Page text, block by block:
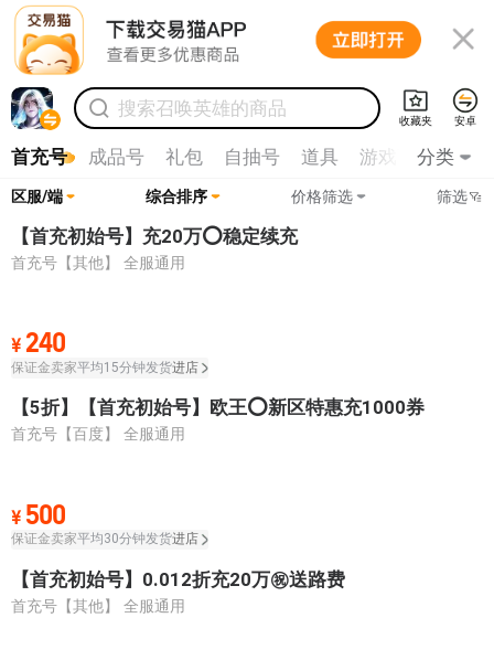
 搜索召唤英雄的商品
收藏夹 安卓
首充号 成品号 礼包 自抽号 道具 游戏币 代练
分类
区服/端 综合排序 价格筛选 筛选
全部客户端
游戏鹰
百度
全部服务器

安卓服务器
3000以上
【首充初始号】充20万⭕稳定续充
首充号【其他】 全服通用
¥ 240
保证金卖家平均15分钟发货进店
【5折】【首充初始号】欧王⭕新区特惠充1000券
首充号【百度】 全服通用
¥ 500
保证金卖家平均30分钟发货进店
【首充初始号】0.012折充20万㊗️送路费
首充号【其他】 全服通用